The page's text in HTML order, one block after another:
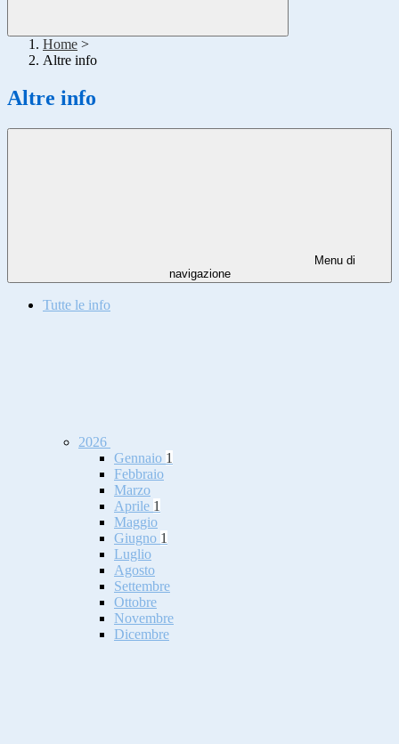
Home >
Altre info
Altre info
Menu di
navigazione
Tutte le info
2026
Gennaio 1
Febbraio
Marzo
Aprile 1
Maggio
Giugno 1
Luglio
Agosto
Settembre
Ottobre
Novembre
Dicembre